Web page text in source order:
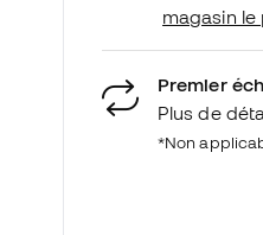
magasin le
Premier
Plus de
*Non